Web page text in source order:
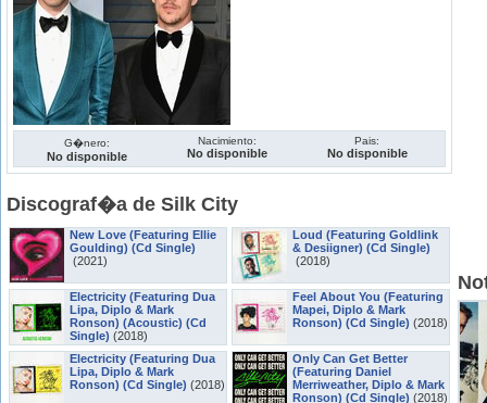
G�nero:
No disponible
Nacimiento:
No disponible
Pais:
No disponible
Discograf�a de Silk City
New Love (Featuring Ellie
Goulding) (Cd Single)
(2021)
Electricity (Featuring Dua
Lipa, Diplo & Mark
Ronson) (Acoustic) (Cd
Single) (2018)
Electricity (Featuring Dua
Lipa, Diplo & Mark
Ronson) (Cd Single) (2018)
Loud (Featuring Goldlink
& Desiigner) (Cd Single)
(2018)
Feel About You (Featuring
Mapei, Diplo & Mark
Ronson) (Cd Single) (2018)
Only Can Get Better
(Featuring Daniel
Merriweather, Diplo & Mark
Ronson) (Cd Single) (2018)